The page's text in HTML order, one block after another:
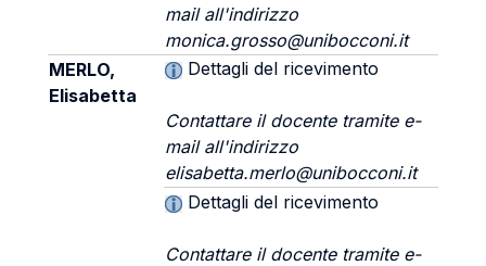
mail all'indirizzo
monica.grosso@unibocconi.it
MERLO,
Elisabetta
Dettagli del ricevimento
Contattare il docente tramite e-
mail all'indirizzo
elisabetta.merlo@unibocconi.it
Dettagli del ricevimento
Contattare il docente tramite e-